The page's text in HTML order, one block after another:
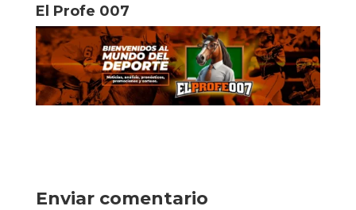
El Profe 007
Enviar comentario